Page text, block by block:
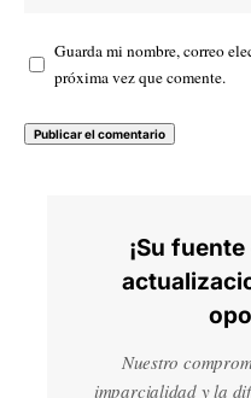
Guarda mi nombre, correo
próxima vez que comente.
¡Su
Nuestro
imparcialidad y la